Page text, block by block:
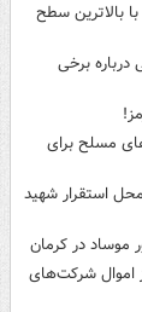
پورجمشیدیان: اربعین ۱۴۰۵ با بالاترین سطح
درباره برخی
مسلح برای
استقرار شهید
از اموال شرکت‌های